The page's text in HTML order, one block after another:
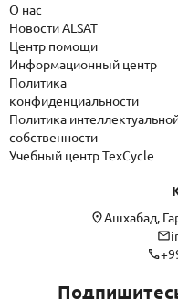
О нас
Новости ALSAT
Центр помощи
Информационный центр
Политика
конфиденциальности
Политика
собственности
Учебный центр TexCycle
Ашхабад,